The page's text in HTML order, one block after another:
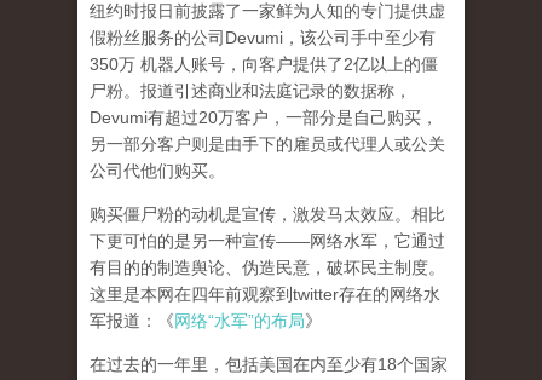
纽约时报日前披露了一家鲜为人知的专门提供虚
假粉丝服务的公司Devumi，该公司手中至少有
350万 机器人账号，向客户提供了2亿以上的僵
尸粉。报道引述商业和法庭记录的数据称，
Devumi有超过20万客户，一部分是自己购买，
另一部分客户则是由手下的雇员或代理人或公关
公司代他们购买。
购买僵尸粉的动机是宣传，激发马太效应。相比
下更可怕的是另一种宣传——网络水军，它通过
有目的的制造舆论、伪造民意，破坏民主制度。
这里是本网在四年前观察到twitter存在的网络水
军报道：《网络“水军”的布局》
在过去的一年里，包括美国在内至少有18个国家